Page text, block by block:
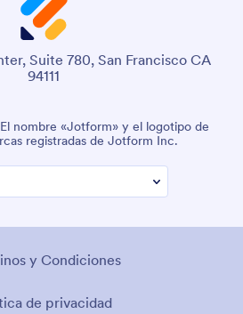
Suite 780, San Francisco CA
94111
nombre «Jotform» y el logotipo de
registradas de Jotform Inc.
y Condiciones
de privacidad